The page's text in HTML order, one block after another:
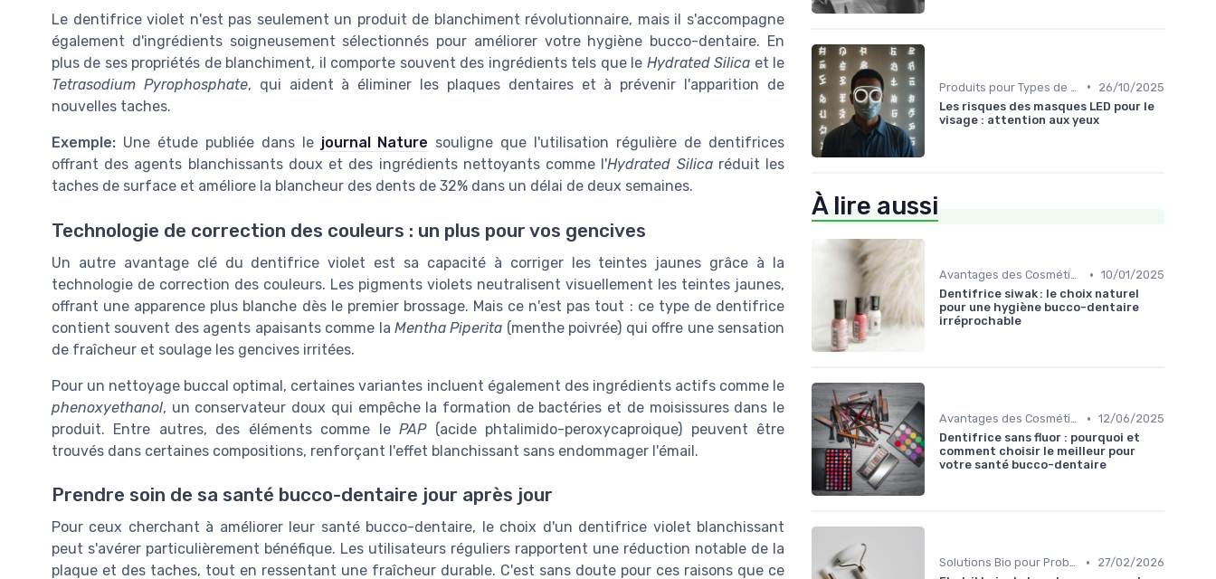
Le dentifrice violet n'est pas seulement un produit de blanchiment révolutionnaire, mais il s'accompagne
également d'ingrédients soigneusement sélectionnés pour améliorer votre hygiène bucco-dentaire. En
plus de ses propriétés de blanchiment, il comporte souvent des ingrédients tels que le Hydrated Silica et le
Tetrasodium Pyrophosphate, qui aident à éliminer les plaques dentaires et à prévenir l'apparition de
nouvelles taches.
Exemple: Une étude publiée dans le journal Nature souligne que l'utilisation régulière de dentifrices
offrant des agents blanchissants doux et des ingrédients nettoyants comme l'Hydrated Silicaréduit les
taches de surface et améliore la blancheur des dents de 32% dans un délai de deux semaines.
Technologie de correction des couleurs : un plus pour vos gencives
Un autre avantage clé du dentifrice violet est sa capacité à corriger les teintes jaunes grâce à la
technologie de correction des couleurs. Les pigments violets neutralisent visuellement les teintes jaunes,
offrant une apparence plus blanche dès le premier brossage. Mais ce n'est pas tout : ce type de dentifrice
contient souvent des agents apaisants comme la Mentha Piperita (menthe poivrée) qui offre une sensation
de fraîcheur et soulage les gencives irritées.
Pour un nettoyage buccal optimal, certaines variantes incluent également des ingrédients actifs comme le
phenoxyethanol, un conservateur doux qui empêche la formation de bactéries et de moisissures dans le
produit. Entre autres, des éléments comme lePAP(acide phtalimido-peroxycaproique) peuvent être
trouvés dans certaines compositions, renforçant l'effet blanchissant sans endommager l'émail.
Prendre soin de sa santé bucco-dentaire jour après jour
Pour ceux cherchant à améliorer leur santé bucco-dentaire, le choix d'un dentifrice violet blanchissant
peut s'avérer particulièrement bénéfique. Les utilisateurs réguliers rapportent une réduction notable de la
plaque et des taches, tout en ressentant une fraîcheur durable. C'est sans doute pour ces raisons que ce
•
26/10/2025
Les risques des masques LED pour le
visage : attention aux yeux
À lire aussi
Avantages des Cosmétiques Bio • 10/01/2025
Dentifrice siwak : le choix naturel
pour une hygiène bucco-dentaire
irréprochable
Avantages des Cosmétiques Bio • 12/06/2025
Dentifrice sans fluor : pourquoi et
comment choisir le meilleur pour
votre santé bucco-dentaire
Solutions Bio pour Problèmes de Peau •
27/02/2026